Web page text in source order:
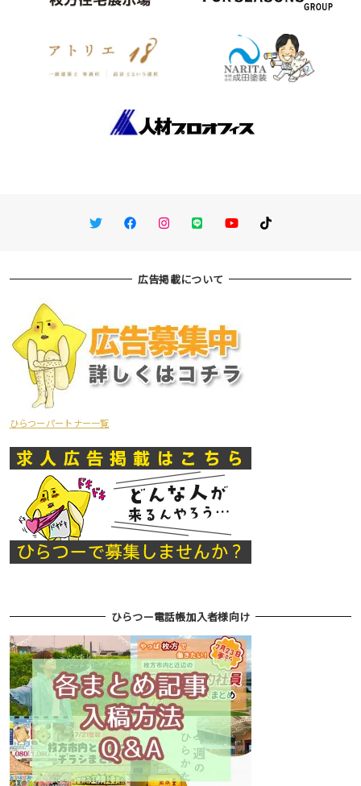
TwitterFacebookInstagram
LINE You TubeTikTok
広告掲載について
ひらつーパートナー一覧
ひらつー電話帳加入者様向け